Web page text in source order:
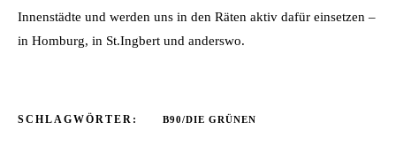
Innenstädte und werden uns in den Räten aktiv dafür einsetzen –
in Homburg, in St.Ingbert und anderswo.
SCHLAGWÖRTER: B90/DIE GRÜNEN